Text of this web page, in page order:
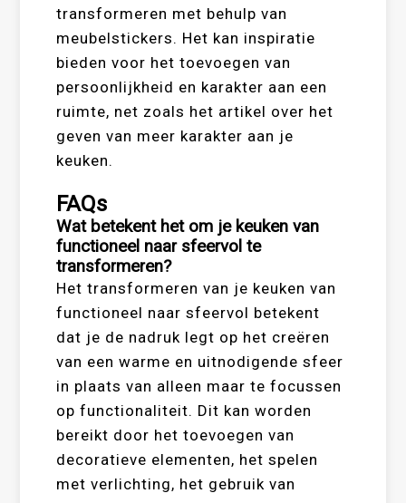
transformeren met behulp van
meubelstickers. Het kan inspiratie
bieden voor het toevoegen van
persoonlijkheid en karakter aan een
ruimte, net zoals het artikel over het
geven van meer karakter aan je
keuken.
FAQs
Wat betekent het om je keuken van
functioneel naar sfeervol te
transformeren?
Het transformeren van je keuken van
functioneel naar sfeervol betekent
dat je de nadruk legt op het creëren
van een warme en uitnodigende sfeer
in plaats van alleen maar te focussen
op functionaliteit. Dit kan worden
bereikt door het toevoegen van
decoratieve elementen, het spelen
met verlichting, het gebruik van